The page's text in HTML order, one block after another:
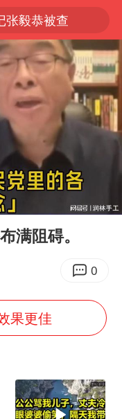
张毅恭被查
“电影+”如何激发千亿级消费新活力？
全球首个长时储能一体化产业园量产
中国女篮70-67险胜尼日利亚女篮
台风白海豚已进入24小时警戒线
级地震致1死
奶茶到底有多火
岁山NPC成功
U17国足三连胜晋级明日之星半决赛
集体大跌
中巨芯：上半年归母净利润1405.77万元
满阻碍。
0
果更佳